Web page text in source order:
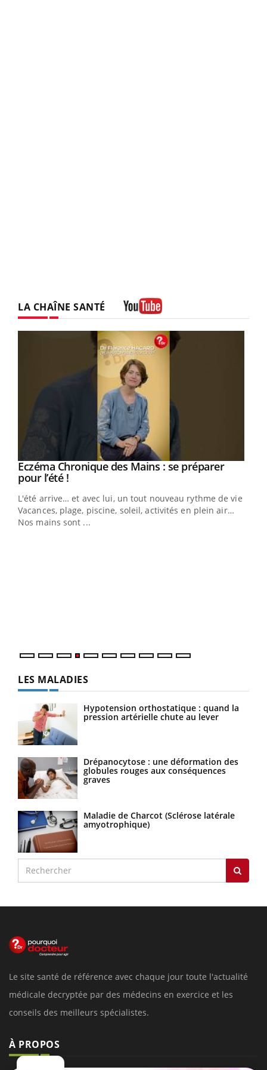
LA CHAÎNE SANTÉ
Youtube
Eczéma Chronique des Mains : se préparer
pour l’été !Youtube
L'été arrive… et avec lui, un tout nouveau rythme de vie !
Vacances, plage, piscine, soleil, activités en plein air…
Nos mains sont ...
LES MALADIES
Hypotension orthostatique : quand la
pression artérielle chute au lever
Drépanocytose : une déformation des
globules rouges aux conséquences
graves
Maladie de Charcot (Sclérose latérale
amyotrophique)
Le site santé de référence avec chaque jour toute l'actualité
médicale decryptée par des médecins en exercice et les
conseils des meilleurs spécialistes.
À PROPOS